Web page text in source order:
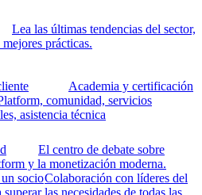
Lea las últimas tendencias del sector,
prácticas.
Academia y certificación
comunidad, servicios
asistencia técnica
El centro de debate sobre
y la monetización moderna.
socioColaboración con líderes del